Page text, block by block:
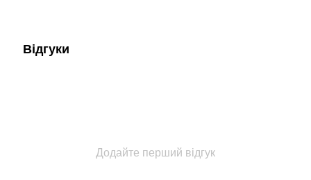
Відгуки
Додайте перший відгук